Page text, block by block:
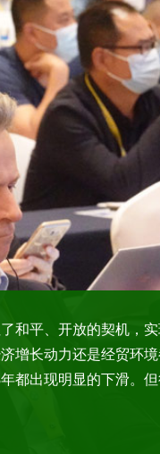
和平、开放的契机，
增长动力还是经贸环
都出现明显的下滑。